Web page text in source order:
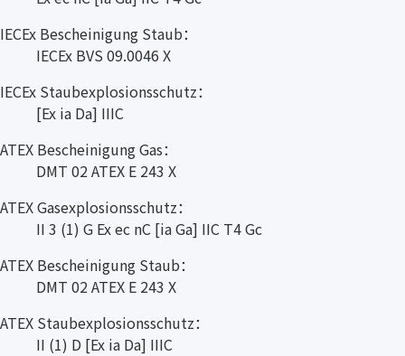
IECEx Bescheinigung Staub：
IECEx BVS 09.0046 X
IECEx Staubexplosionsschutz：
[Ex ia Da] IIIC
ATEX Bescheinigung Gas：
DMT 02 ATEX E 243 X
ATEX Gasexplosionsschutz：
II 3 (1) G Ex ec nC [ia Ga] IIC T4 Gc
ATEX Bescheinigung Staub：
DMT 02 ATEX E 243 X
ATEX Staubexplosionsschutz：
II (1) D [Ex ia Da] IIIC